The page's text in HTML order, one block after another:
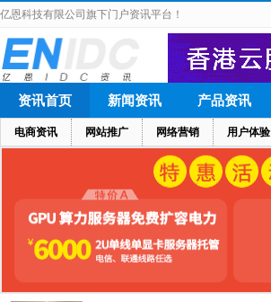
亿恩科技有限公司旗下门户资讯平台！
资讯首页
电商资讯 网站推广 网络营销 用户体验
新闻资讯 产品资讯